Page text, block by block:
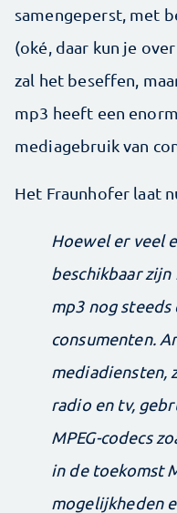
samengeperst, met
(oké, daar kun je
zal het beseffen,
mp3 heeft een
mediagebruik van
Het Fraunhofer laat
Hoewel er veel
beschikbaar
mp3 nog
consumenten.
mediadiensten,
radio en tv,
MPEG-codecs
in de toekomst
mogelijkheden